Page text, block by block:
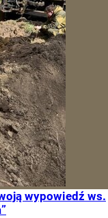
wypowiedź ws.